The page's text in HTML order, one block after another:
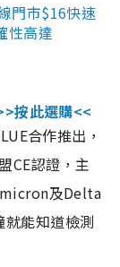
門市$16快速
性高達
按此選購<<
合作推出，
CE認證，主
及Delta
能知道檢測